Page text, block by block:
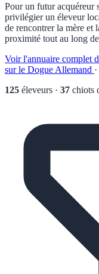
Pour un futur acquéreur
privilégier un éleveur
de rencontrer la mère et
proximité tout au long
Voir l'annuaire complet
sur le Dogue Allemand ·
125 éleveurs · 37 chiots